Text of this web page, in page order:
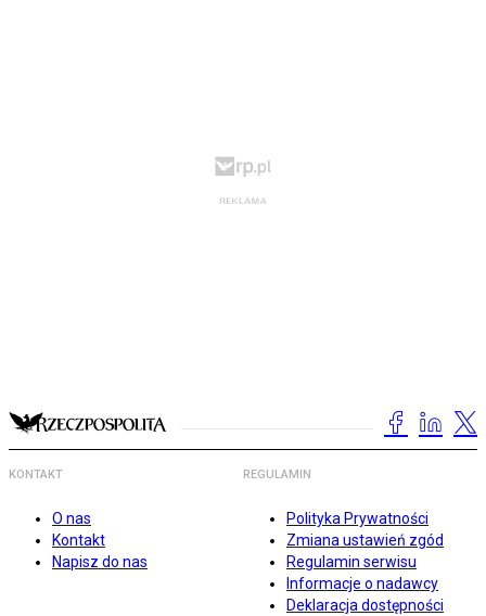
KONTAKT
O nas
Kontakt
Napisz do nas
REGULAMIN
Polityka Prywatności
Zmiana ustawień zgód
Regulamin serwisu
Informacje o nadawcy
Deklaracja dostępności